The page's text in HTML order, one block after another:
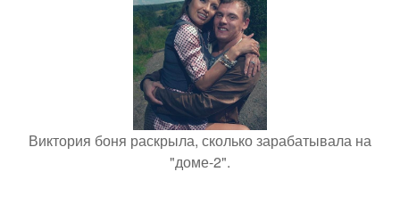
Виктория боня раскрыла, сколько зарабатывала на
"доме-2".